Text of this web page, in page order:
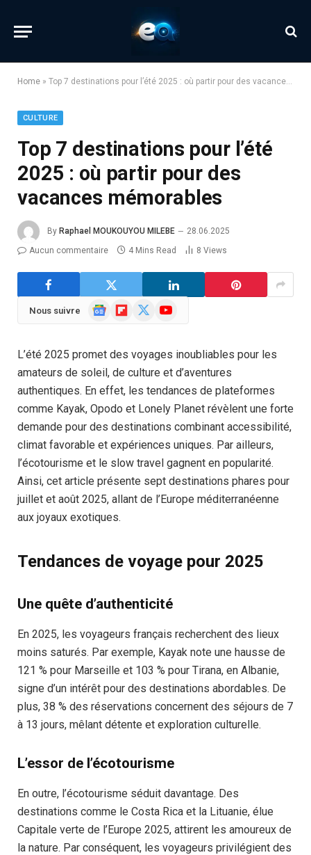
Home » Top 7 destinations pour l’été 2025 : où partir pour des vacances mémorables
CULTURE
Top 7 destinations pour l’été
2025 : où partir pour des
vacances mémorables
By Raphael MOUKOUYOU MILEBE
28.06.2025
Aucun commentaire
4 Mins Read 8 Views
Nous suivre
GoogleFlipboard YouTube
L’été 2025 promet des voyages inoubliables pour les
amateurs de soleil, de culture et d’aventures
authentiques. En effet, les tendances de plateformes
comme Kayak, Opodo et Lonely Planet révèlent une forte
demande pour des destinations combinant accessibilité,
climat favorable et expériences uniques. Par ailleurs,
l’écotourisme et le slow travel gagnent en popularité.
Ainsi, cet article présente sept destinations phares pour
juillet et août 2025, allant de l’Europe méditerranéenne
aux joyaux exotiques.
Tendances de voyage pour 2025
Une quête d’authenticité
En 2025, les voyageurs français recherchent des lieux
moins saturés. Par exemple, Kayak note une hausse de
121 % pour Marseille et 103 % pour Tirana, en Albanie,
signe d’un intérêt pour des destinations abordables. De
plus, 38 % des réservations concernent des séjours de 7
à 13 jours, mêlant détente et exploration culturelle.
L’essor de l’écotourisme
En outre, l’écotourisme séduit davantage. Des
destinations comme le Costa Rica et la Lituanie, élue
Capitale verte de l’Europe 2025, attirent les amoureux de
la nature. Par conséquent, les voyageurs privilégient des